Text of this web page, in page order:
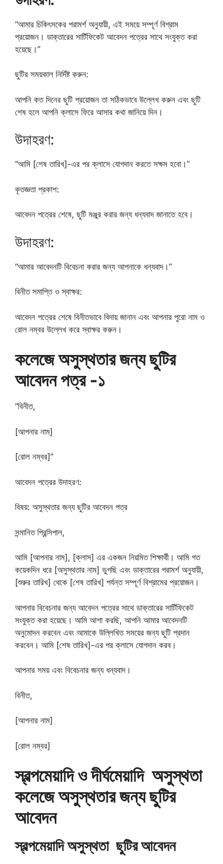
“আমার চিকিৎসকের পরামর্শ অনুযায়ী, এই সময়ে সম্পূর্ণ বিশ্রাম
প্রয়োজন। ডাক্তারের সার্টিফিকেট আবেদন পত্রের সাথে সংযুক্ত করা
হয়েছে।”
ছুটির সময়কাল নির্দিষ্ট করুন:
আপনি কত দিনের ছুটি প্রয়োজন তা সঠিকভাবে উল্লেখ করুন এবং ছুটি
শেষ হলে আপনি ক্লাসে ফিরে আসার কথা জানিয়ে দিন।
উদাহরণ:
“আমি [শেষ তারিখ]-এর পর ক্লাসে যোগদান করতে সক্ষম হবো।”
কৃতজ্ঞতা প্রকাশ:
আবেদন পত্রের শেষে, ছুটি মঞ্জুর করার জন্য ধন্যবাদ জানাতে হবে।
উদাহরণ:
“আমার আবেদনটি বিবেচনা করার জন্য আপনাকে ধন্যবাদ।”
বিনীত সমাপ্তি ও স্বাক্ষর:
আবেদন পত্রের শেষে বিনীতভাবে বিদায় জানান এবং আপনার পুরো নাম ও
রোল নম্বর উল্লেখ করে স্বাক্ষর করুন।
কলেজে অসুস্থতার জন্য ছুটির
আবেদন পত্র -১
“বিনীত,
[আপনার নাম]
[রোল নম্বর]”
আবেদন পত্রের উদাহরণ:
বিষয়: অসুস্থতার জন্য ছুটির আবেদন পত্র
সন্মানিত প্রিন্সিপাল,
আমি [আপনার নাম], [ক্লাস] এর একজন নিয়মিত শিক্ষার্থী। আমি গত
কয়েকদিন ধরে [অসুস্থতার নাম] ভুগছি এবং ডাক্তারের পরামর্শ অনুযায়ী,
[শুরুর তারিখ] থেকে [শেষ তারিখ] পর্যন্ত সম্পূর্ণ বিশ্রামের প্রয়োজন।
আপনার বিবেচনার জন্য আবেদন পত্রের সাথে ডাক্তারের সার্টিফিকেট
সংযুক্ত করা হয়েছে। আমি আশা করছি, আপনি আমার আবেদনটি
অনুমোদন করবেন এবং আমাকে উল্লিখিত সময়ের জন্য ছুটি প্রদান
করবেন। আমি [শেষ তারিখ]-এর পর ক্লাসে যোগদান করব।
আপনার সময় এবং বিবেচনার জন্য ধন্যবাদ।
বিনীত,
[আপনার নাম]
[রোল নম্বর]
স্বল্পমেয়াদি ও দীর্ঘমেয়াদি অসুস্থতা
কলেজে অসুস্থতার জন্য ছুটির
আবেদন
স্বল্পমেয়াদি অসুস্থতা ছুটির আবেদন